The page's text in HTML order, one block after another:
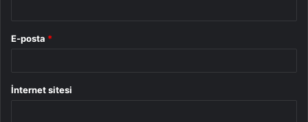
E-posta *
İnternet sitesi